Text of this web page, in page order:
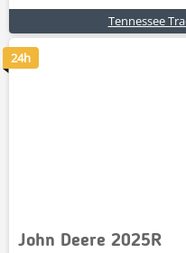
Tennessee
John Deere 2025R
24h